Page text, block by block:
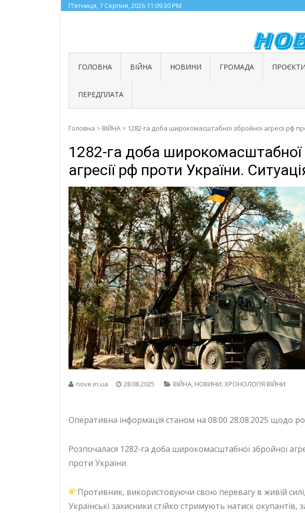
Skip
to
П’ятниця, 7 Серпня, 2026 11:09:31 PM
ГОЛОВНА ВІЙНА НОВИНИ ГРОМАДА ПРОЄКТИ
ПЕРЕДПЛАТА
Головна > ВІЙНА > 1282-га доба широкомасштабної збройної агресії рф
1282-га доба широкомасштабної
агресії рф проти України.
nove.in.ua 28.08.2025 ВІЙНА, НОВИНИ,ХРОНОЛОГІЯ ВІЙНИ
Оперативна інформація станом на 08:00 28.08.2025 щодо
Розпочалася 1282-га доба широкомасштабної збройної
проти України.
Противник, використовуючи свою перевагу в живій силі,
Українські захисники стійко стримують натиск